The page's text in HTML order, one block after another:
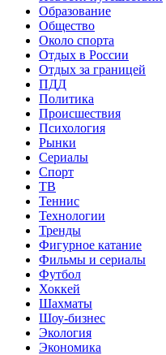
Образование
Общество
Около спорта
Отдых в России
Отдых за границей
ПДД
Политика
Происшествия
Психология
Рынки
Сериалы
Спорт
ТВ
Теннис
Технологии
Тренды
Фигурное катание
Фильмы и сериалы
Футбол
Хоккей
Шахматы
Шоу-бизнес
Экология
Экономика